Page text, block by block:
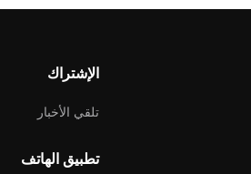
الإشتراك
تلقي الأخبار
تطبيق الهاتف